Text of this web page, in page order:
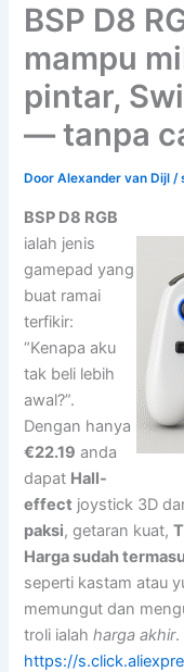
BSP D8
mampu
pintar,
— tanpa
DoorAlexander van Dijl/
BSP D8 RGB
ialah jenis
gamepad yang
buat ramai
terfikir:
“Kenapa aku
tak beli lebih
awal?”.
Dengan hanya
€22.19 anda
dapat Hall-
effect joystick 3D
paksi, getaran kuat,
Harga sudah
seperti kastam atau
memungut dan
troli ialahharga akhir.
https://